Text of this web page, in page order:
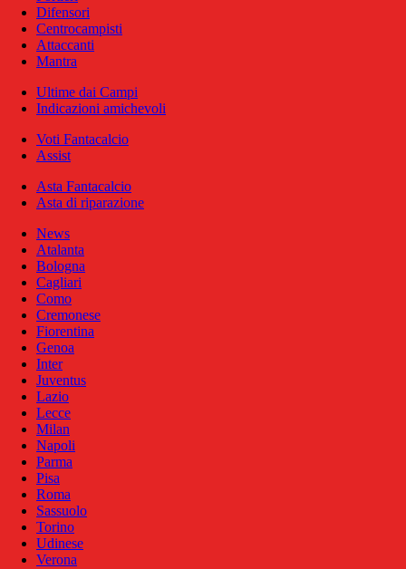
Difensori
Centrocampisti
Attaccanti
Mantra
Ultime dai Campi
Indicazioni amichevoli
Voti Fantacalcio
Assist
Asta Fantacalcio
Asta di riparazione
News
Atalanta
Bologna
Cagliari
Como
Cremonese
Fiorentina
Genoa
Inter
Juventus
Lazio
Lecce
Milan
Napoli
Parma
Pisa
Roma
Sassuolo
Torino
Udinese
Verona